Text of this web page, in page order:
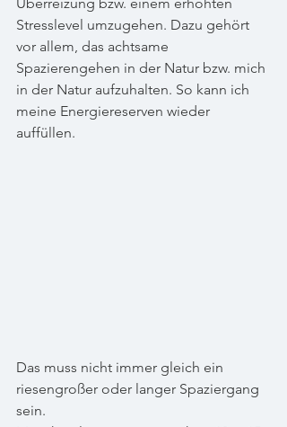
Stresslevel umzugehen. Dazu gehört
vor allem, das achtsame
Spazierengehen in der Natur bzw. mich
in der Natur aufzuhalten. So kann ich
meine Energiereserven wieder
auffüllen.
Das muss nicht immer gleich ein
riesengroßer oder langer Spaziergang
sein.